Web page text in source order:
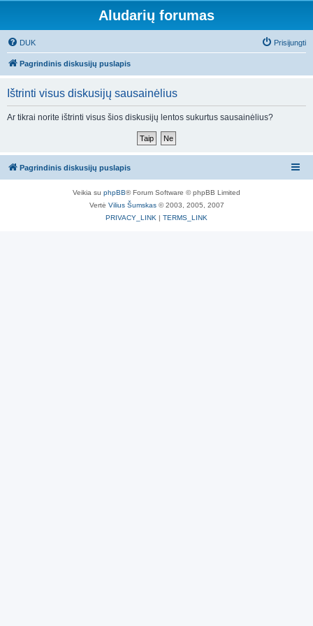
Aludarių forumas
DUK Prisijungti
Pagrindinis diskusijų puslapis
Ištrinti visus diskusijų sausainėlius
Ar tikrai norite ištrinti visus šios diskusijų lentos sukurtus sausainėlius?
Pagrindinis diskusijų puslapis
Veikia su phpBB® Forum Software © phpBB Limited
Vertė Vilius Šumskas© 2003, 2005, 2007
PRIVACY_LINK | TERMS_LINK